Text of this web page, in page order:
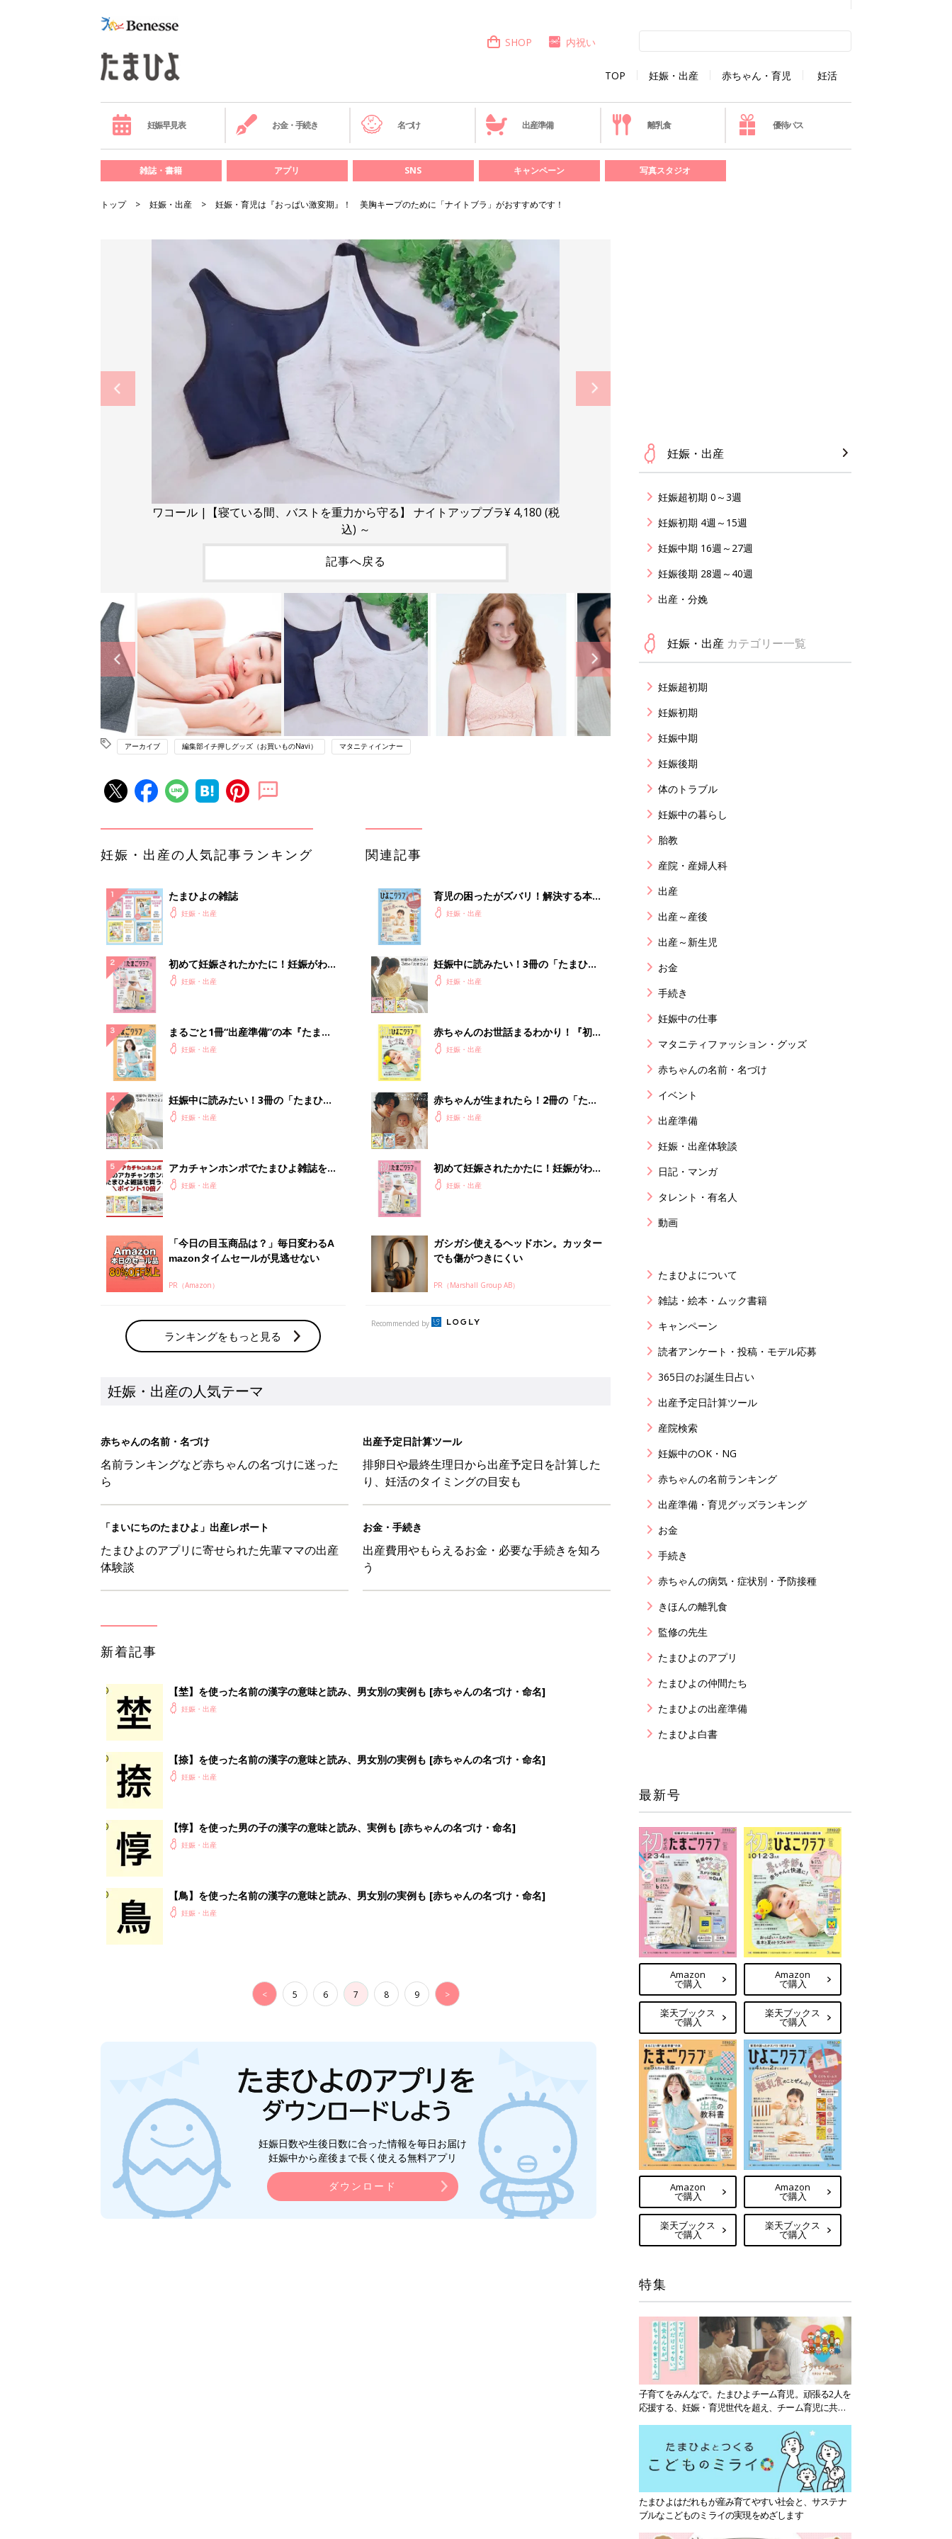
TOP 妊娠・出産 赤ちゃん・育児 妊活
SHOP 内祝い
妊娠早見表 お金・手続き 名づけ 出産準備 離乳食 優待パス
雑誌・書籍 アプリ SNS キャンペーン 写真スタジオ
トップ 妊娠・出産 妊娠・育児は『おっぱい激変期』！ 美胸キープのために「ナイトブラ」がおすすめです！
ワコール |【寝ている間、バストを重力から守る】 ナイトアップブラ¥ 4,180 (税
込) ～
記事へ戻る
アーカイブ 編集部イチ押しグッズ（お買いものNavi） マタニティインナー
妊娠・出産の人気記事ランキング
たまひよの雑誌
妊娠・出産
初めて妊娠されたかたに！妊娠がわか
ったら最初に読む本『初めてのたまご
妊娠・出産
まるごと1冊“出産準備”の本『たまご
クラブ 夏号』〈スペシャル大特集〉
妊娠・出産
妊娠中に読みたい！3冊の「たまひ
よ」妊娠・出産
アカチャンホンポでたまひよ雑誌を買
うとポイント10倍【期間限定】
妊娠・出産
「今日の目玉商品は？」毎日変わるA
mazonタイムセールが見逃せない
PR（Amazon）
ランキングをもっと見る
関連記事
育児の困ったがズバリ！解決する本
『ひよこクラブ 秋号』 4カ月～2才
妊娠・出産
妊娠中に読みたい！3冊の「たまひ
よ」妊娠・出産
赤ちゃんのお世話まるわかり！『初め
てのひよこクラブ 夏号』〈巻頭大特
妊娠・出産
赤ちゃんが生まれたら！2冊の「たま
ひよ」
妊娠・出産
初めて妊娠されたかたに！妊娠がわか
ったら最初に読む本『初めてのたまご
妊娠・出産
ガシガシ使えるヘッドホン。カッター
でも傷がつきにくい
PR（Marshall Group AB）
Recommended by
妊娠・出産の人気テーマ
赤ちゃんの名前・名づけ
名前ランキングなど赤ちゃんの名づけに迷った
ら
出産予定日計算ツール
排卵日や最終生理日から出産予定日を計算した
り、妊活のタイミングの目安も
「まいにちのたまひよ」出産レポート
たまひよのアプリに寄せられた先輩ママの出産
体験談
お金・手続き
出産費用やもらえるお金・必要な手続きを知ろ
う
新着記事
【埜】を使った名前の漢字の意味と読み、男女別の実例も [赤ちゃんの名づけ・命名]
妊娠・出産
【捺】を使った名前の漢字の意味と読み、男女別の実例も [赤ちゃんの名づけ・命名]
妊娠・出産
【惇】を使った男の子の漢字の意味と読み、実例も [赤ちゃんの名づけ・命名]
妊娠・出産
【鳥】を使った名前の漢字の意味と読み、男女別の実例も [赤ちゃんの名づけ・命名]
妊娠・出産
< 5 6 7 8 9 >
妊娠日数や生後日数に合った情報を毎日お届け
妊娠中から産後まで長く使える無料アプリ
ダウンロード
妊娠・出産
妊娠超初期 0～3週
妊娠初期 4週～15週
妊娠中期 16週～27週
妊娠後期 28週～40週
出産・分娩
妊娠・出産 カテゴリー一覧
妊娠超初期
妊娠初期
妊娠中期
妊娠後期
体のトラブル
妊娠中の暮らし
胎教
産院・産婦人科
出産
出産～産後
出産～新生児
お金
手続き
妊娠中の仕事
マタニティファッション・グッズ
赤ちゃんの名前・名づけ
イベント
出産準備
妊娠・出産体験談
日記・マンガ
タレント・有名人
動画
たまひよについて
雑誌・絵本・ムック書籍
キャンペーン
読者アンケート・投稿・モデル応募
365日のお誕生日占い
出産予定日計算ツール
産院検索
妊娠中のOK・NG
赤ちゃんの名前ランキング
出産準備・育児グッズランキング
お金
手続き
赤ちゃんの病気・症状別・予防接種
きほんの離乳食
監修の先生
たまひよのアプリ
たまひよの仲間たち
たまひよの出産準備
たまひよ白書
最新号
Amazon
で購入
楽天ブックス
で購入
Amazon
で購入
楽天ブックス
で購入
Amazon
で購入
楽天ブックス
で購入
Amazon
で購入
楽天ブックス
で購入
特集
子育てをみんなで。たまひよチーム育児。頑張る2人を
応援する、妊娠・育児世代を超え、チーム育児に共感
たまひよはだれもが産み育てやすい社会と、サステナ
ブルなこどものミライの実現をめざします